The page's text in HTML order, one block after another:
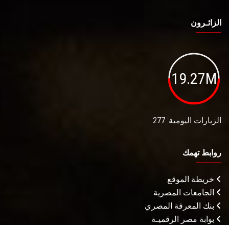
الزائـرون
19.27M
الزيارات اليومية: 277
روابط تهمك
خريطة الموقع
الجامعات المصرية
بنك المعرفة المصري
بوابة مصر الرقميـة